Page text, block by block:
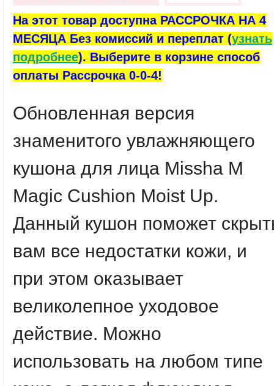
На этот товар доступна РАССРОЧКА НА 4
МЕСЯЦА Без комиссий и переплат (узнать
подробнее). Выберите в корзине способ
оплаты Рассрочка 0-0-4!
Обновленная версия
знаменитого увлажняющего
кушона для лица Missha M
Magic Cushion Moist Up.
Данный кушон поможет
вам все недостатки кожи, и
при этом оказывает
великолепное уходовое
действие. Можно
использовать на любом типе